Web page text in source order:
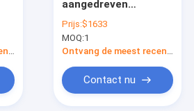
Ontvang de meest recente Prijs
aangedreven
Dynamische muziek
en vrolijke liederen
voor kinderen
Prijs:$1633
MOQ:1
Ontvang de meest recente Prijs
Contact nu